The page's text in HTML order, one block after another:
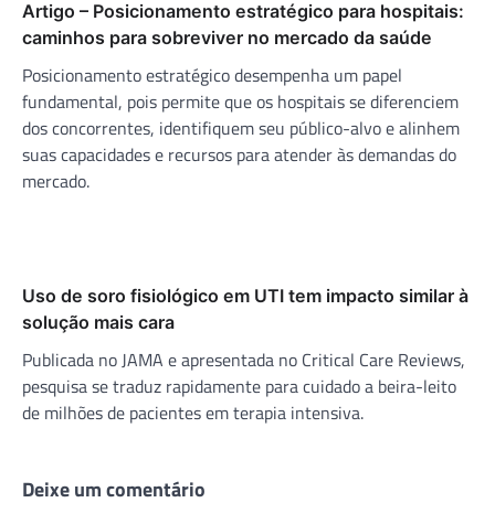
Artigo – Posicionamento estratégico para hospitais:
caminhos para sobreviver no mercado da saúde
Posicionamento estratégico desempenha um papel
fundamental, pois permite que os hospitais se diferenciem
dos concorrentes, identifiquem seu público-alvo e alinhem
suas capacidades e recursos para atender às demandas do
mercado.
Uso de soro fisiológico em UTI tem impacto similar à
solução mais cara
Publicada no JAMA e apresentada no Critical Care Reviews,
pesquisa se traduz rapidamente para cuidado a beira-leito
de milhões de pacientes em terapia intensiva.
Deixe um comentário